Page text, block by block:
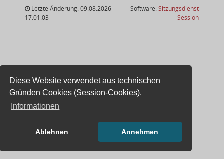
Diese Website verwendet aus technischen
Gründen Cookies (Session-Cookies).
Informationen
Ablehnen Annehmen
Letzte Änderung: 09.08.2026
17:01:03
Software:Sitzungsdienst
Session(Wird in